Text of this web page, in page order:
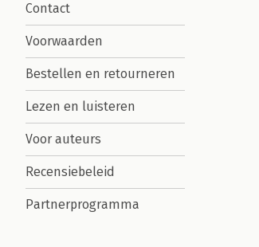
Contact
Voorwaarden
Bestellen en retourneren
Lezen en luisteren
Voor auteurs
Recensiebeleid
Partnerprogramma